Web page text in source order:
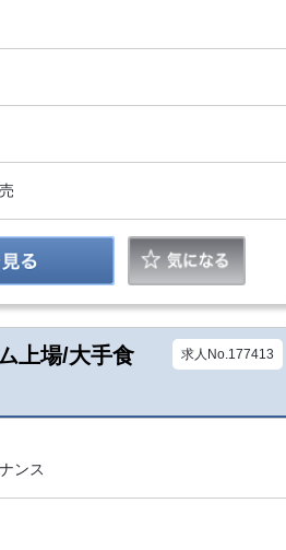
上場/大手食
求人No.177413
ンス